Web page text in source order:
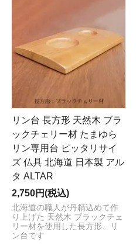
リン台 長方形 天然木 ブラ
ックチェリー材 たまゆら
リン専用台 ピッタリサイ
ズ 仏具 北海道 日本製 アル
タ ALTAR
2,750円(税込)
北海道の職人が丹精込めて作
り上げた 天然木 ブラックチェ
リー材を使用した長方形、リ
ン台です